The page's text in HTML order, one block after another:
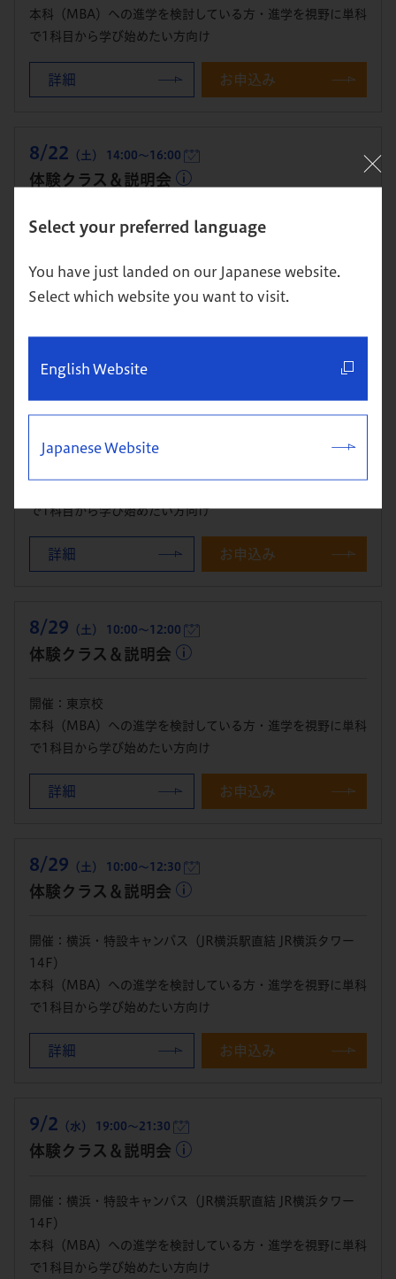
Select your preferred language
You have just landed on our Japanese website.
Select which website you want to visit.
English Website
Japanese Website
本科（MBA）への進学を検討している方・進学を視野に単科
で1科目から学び始めたい方向け
詳細 お申込み
8/22 （土） 14:00～16:00
体験クラス＆説明会
開催：東京校
で1科目から学び始めたい方向け
体験クラス＆説明会
で1科目から学び始めたい方向け
詳細 お申込み
8/29 （土） 10:00～12:00
体験クラス＆説明会
開催：東京校
本科（MBA）への進学を検討している方・進学を視野に単科
で1科目から学び始めたい方向け
詳細 お申込み
8/29 （土） 10:00～12:30
体験クラス＆説明会
開催：横浜・特設キャンパス（JR横浜駅直結 JR横浜タワー
14F）
本科（MBA）への進学を検討している方・進学を視野に単科
で1科目から学び始めたい方向け
詳細 お申込み
9/2 （水） 19:00～21:30
体験クラス＆説明会
開催：横浜・特設キャンパス（JR横浜駅直結 JR横浜タワー
14F）
本科（MBA）への進学を検討している方・進学を視野に単科
で1科目から学び始めたい方向け